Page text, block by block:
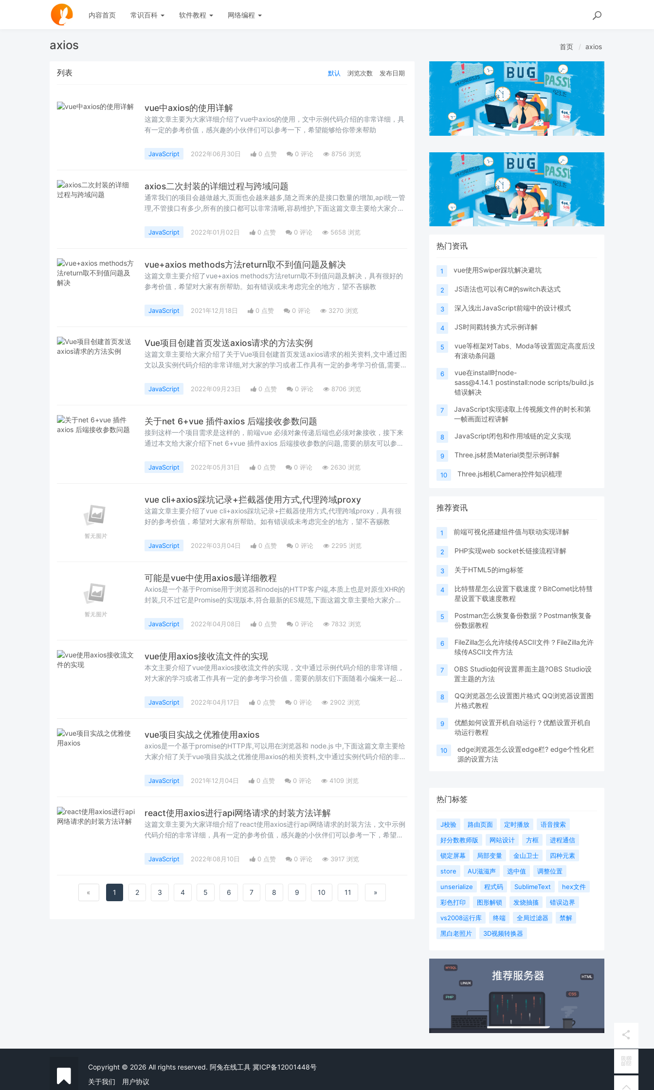
内容首页 常识百科 软件教程 网络编程
axios 首页 axios
列表 默认 浏览次数 发布日期
vue中axios的使用详解
这篇文章主要为大家详细介绍了vue中axios的使用，文中示例代码介绍的非常详细，具
有一定的参考价值，感兴趣的小伙伴们可以参考一下，希望能够给你带来帮助
JavaScript 2022年06月30日 0 点赞 0 评论 8756 浏览
axios二次封装的详细过程与跨域问题
通常我们的项目会越做越大,页面也会越来越多,随之而来的是接口数量的增加,api统一管
理,不管接口有多少,所有的接口都可以非常清晰,容易维护,下面这篇文章主要给大家介绍
JavaScript 2022年01月02日 0 点赞 0 评论 5658 浏览
vue+axios methods方法return取不到值问题及解决
这篇文章主要介绍了vue+axios methods方法return取不到值问题及解决，具有很好的
参考价值，希望对大家有所帮助。如有错误或未考虑完全的地方，望不吝赐教
JavaScript 2021年12月18日 0 点赞 0 评论 3270 浏览
Vue项目创建首页发送axios请求的方法实例
这篇文章主要给大家介绍了关于Vue项目创建首页发送axios请求的相关资料,文中通过图
文以及实例代码介绍的非常详细,对大家的学习或者工作具有一定的参考学习价值,需要的
JavaScript 2022年09月23日 0 点赞 0 评论 8706 浏览
关于net 6+vue 插件axios 后端接收参数问题
接到这样一个项目需求是这样的，前端vue 必须对象传递后端也必须对象接收，接下来
通过本文给大家介绍下net 6+vue 插件axios 后端接收参数的问题,需要的朋友可以参考
JavaScript 2022年05月31日 0 点赞 0 评论 2630 浏览
vue cli+axios踩坑记录+拦截器使用方式,代理跨域proxy
这篇文章主要介绍了vue cli+axios踩坑记录+拦截器使用方式,代理跨域proxy，具有很
好的参考价值，希望对大家有所帮助。如有错误或未考虑完全的地方，望不吝赐教
JavaScript 2022年03月04日 0 点赞 0 评论 2295 浏览
可能是vue中使用axios最详细教程
Axios是一个基于Promise用于浏览器和nodejs的HTTP客户端,本质上也是对原生XHR的
封装,只不过它是Promise的实现版本,符合最新的ES规范,下面这篇文章主要给大家介绍
JavaScript 2022年04月08日 0 点赞 0 评论 7832 浏览
vue使用axios接收流文件的实现
本文主要介绍了vue使用axios接收流文件的实现，文中通过示例代码介绍的非常详细，
对大家的学习或者工作具有一定的参考学习价值，需要的朋友们下面随着小编来一起学
JavaScript 2022年04月17日 0 点赞 0 评论 2902 浏览
vue项目实战之优雅使用axios
axios是一个基于promise的HTTP库,可以用在浏览器和 node.js 中,下面这篇文章主要给
大家介绍了关于vue项目实战之优雅使用axios的相关资料,文中通过实例代码介绍的非常
JavaScript 2021年12月04日 0 点赞 0 评论 4109 浏览
react使用axios进行api网络请求的封装方法详解
这篇文章主要为大家详细介绍了react使用axios进行api网络请求的封装方法，文中示例
代码介绍的非常详细，具有一定的参考价值，感兴趣的小伙伴们可以参考一下，希望能
JavaScript 2022年08月10日 0 点赞 0 评论 3917 浏览
« 1 2 3 4 5 6 7 8 9 10 11 »
热门资讯
1 vue使用Swiper踩坑解决避坑
2 JS语法也可以有C#的switch表达式
3 深入浅出JavaScript前端中的设计模式
4 JS时间戳转换方式示例详解
5
vue等框架对Tabs、Moda等设置固定高度后没
有滚动条问题
6
vue在install时node-
sass@4.14.1 postinstall:node scripts/build.js
错误解决
7
JavaScript实现读取上传视频文件的时长和第
一帧画面过程讲解
8 JavaScript闭包和作用域链的定义实现
9 Three.js材质Material类型示例详解
10 Three.js相机Camera控件知识梳理
推荐资讯
1 前端可视化搭建组件值与联动实现详解
2 PHP实现web socket长链接流程详解
3 关于HTML5的img标签
4
比特彗星怎么设置下载速度？BitComet比特彗
星设置下载速度教程
5
Postman怎么恢复备份数据？Postman恢复备
份数据教程
6
FileZilla怎么允许续传ASCII文件？FileZilla允许
续传ASCII文件方法
7
OBS Studio如何设置界面主题?OBS Studio设
置主题的方法
8
QQ浏览器怎么设置图片格式 QQ浏览器设置图
片格式教程
9
优酷如何设置开机自动运行？优酷设置开机自
动运行教程
10
edge浏览器怎么设置edge栏? edge个性化栏
源的设置方法
热门标签
J校验 路由页面 定时播放
语音搜索
好分数教师版
网站设计 方框
进程通信
锁定屏幕
局部变量 金山卫士
四种元素
store
AU滋滋声 选中值
调整位置
unserialize
程式码 SublimeText
hex文件
彩色打印
图形解锁 发烧抽搐
错误边界
vs2008运行库
终端 全局过滤器
禁解
黑白老照片
3D视频转换器
Copyright © 2026 All rights reserved. 阿兔在线工具 冀ICP备12001448号
关于我们
用户协议